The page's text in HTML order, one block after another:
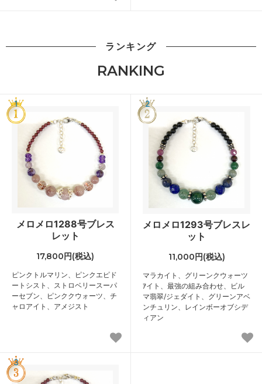
ランキング
RANKING
1
メロメロ1288号ブレス
レット
17,800円(税込)
ピンクトルマリン、ピンクエピド
ートシスト、ストロベリースーパ
ーセブン、ピンククウォーツ、チ
ャロアイト、アメジスト
2
メロメロ1293号ブレスレ
ット
11,000円(税込)
マラカイト、グリーンクウォーツ
ｱイト、最強の組み合わせ、ビル
マ翡翠/ジェダイト、グリーンアベ
ンチュリン、レインボーオブシデ
ィアン
3